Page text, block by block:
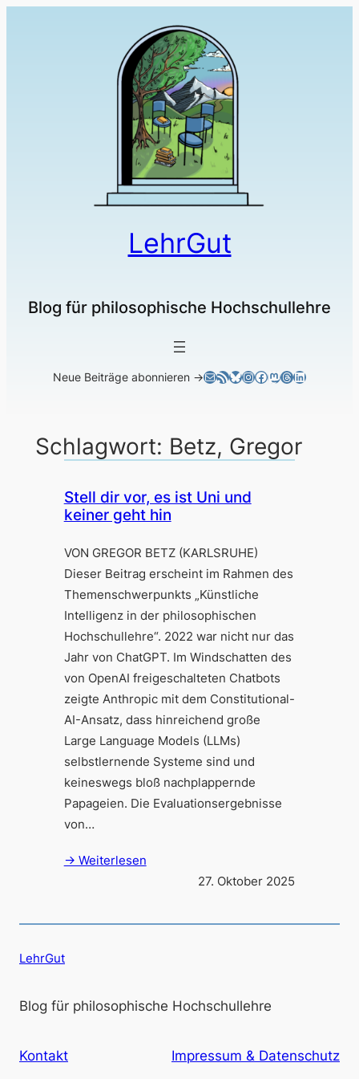
LehrGut
Blog für philosophische Hochschullehre
Neue Beiträge abonnieren →E-MailRSS-FeedBluesky
Instagram
Facebook
Mastodon
Threads
LinkedIn
Schlagwort: Betz, Gregor
Stell dir vor, es ist Uni und
keiner geht hin
VON GREGOR BETZ (KARLSRUHE)
Dieser Beitrag erscheint im Rahmen des
Themenschwerpunkts „Künstliche
Intelligenz in der philosophischen
Hochschullehre“. 2022 war nicht nur das
Jahr von ChatGPT. Im Windschatten des
von OpenAI freigeschalteten Chatbots
zeigte Anthropic mit dem Constitutional-
AI-Ansatz, dass hinreichend große
Large Language Models (LLMs)
selbstlernende Systeme sind und
keineswegs bloß nachplappernde
Papageien. Die Evaluationsergebnisse
von…
→ Weiterlesen
27. Oktober 2025
LehrGut
Blog für philosophische Hochschullehre
Kontakt Impressum & Datenschutz